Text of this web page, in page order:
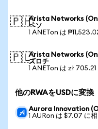
🇵🇭Arista Networks
ペソ
1 ANETon は
🇵🇱Arista Networks
ズロチ
1 ANETon は zł 705.21
他のRWAをUSDに変換
Aurora Innovation
1 AURon は $7.07 に相